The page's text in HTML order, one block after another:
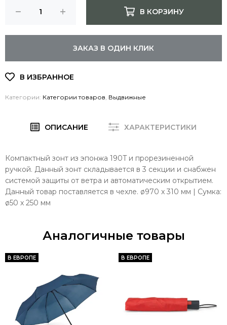
В КОРЗИНУ
ЗАКАЗ В ОДИН КЛИК
Категории: Категории товаров Выдвижные
ОПИСАНИЕ ХАРАКТЕРИСТИКИ
Компактный зонт из эпонжа 190T и прорезиненной
ручкой. Данный зонт складывается в 3 секции и снабжен
системой защиты от ветра и автоматическим открытием.
Данный товар поставляется в чехле. ø970 x 310 мм | Сумка:
ø50 x 250 мм
Аналогичные товары
В ЕВРОПЕ В ЕВРОПЕ